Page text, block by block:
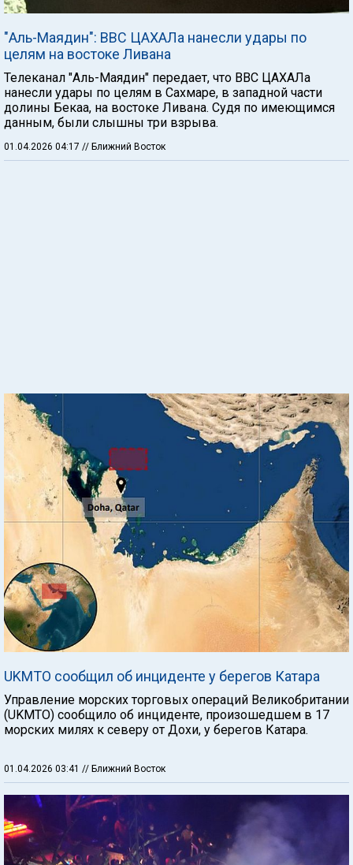
"Аль-Маядин": ВВС ЦАХАЛа нанесли удары по
целям на востоке Ливана
Телеканал "Аль-Маядин" передает, что ВВС ЦАХАЛа
нанесли удары по целям в Сахмаре, в западной части
долины Бекаа, на востоке Ливана. Судя по имеющимся
данным, были слышны три взрыва.
01.04.2026 04:17 // Ближний Восток
UKMTO сообщил об инциденте у берегов Катара
Управление морских торговых операций Великобритании
(UKMTO) сообщило об инциденте, произошедшем в 17
морских милях к северу от Дохи, у берегов Катара.
01.04.2026 03:41 // Ближний Восток